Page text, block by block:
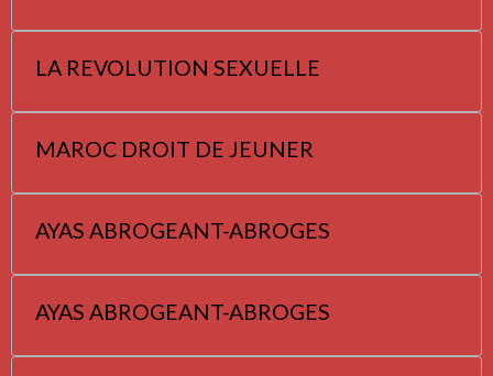
LA REVOLUTION SEXUELLE
MAROC DROIT DE JEUNER
AYAS ABROGEANT-ABROGES
AYAS ABROGEANT-ABROGES